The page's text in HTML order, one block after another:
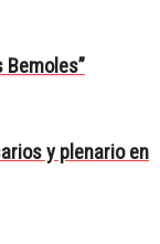
Bemoles”
y plenario en